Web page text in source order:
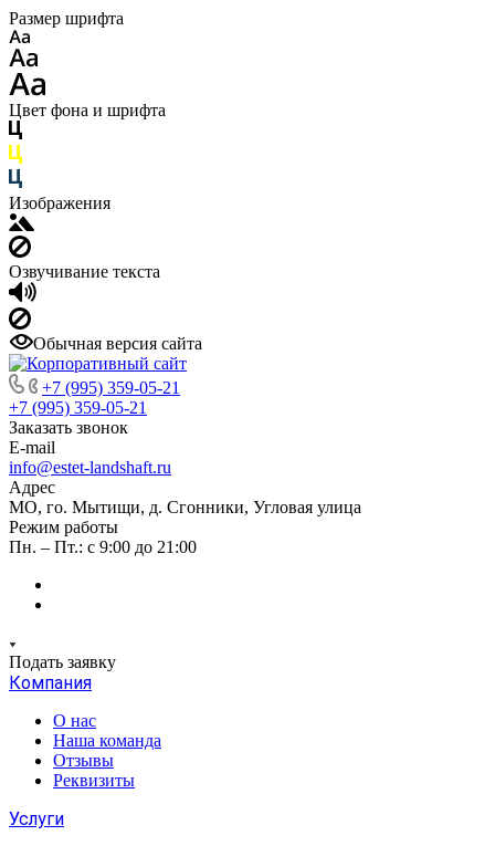
Размер шрифта
Цвет фона и шрифта
Изображения
Озвучивание текста
Обычная версия сайта
+7 (995) 359-05-21
+7 (995) 359-05-21
Заказать звонок
E-mail
info@estet-landshaft.ru
Адрес
МО, го. Мытищи, д. Сгонники, Угловая улица
Режим работы
Пн. – Пт.: с 9:00 до 21:00
Подать заявку
Компания
О нас
Наша команда
Отзывы
Реквизиты
Услуги